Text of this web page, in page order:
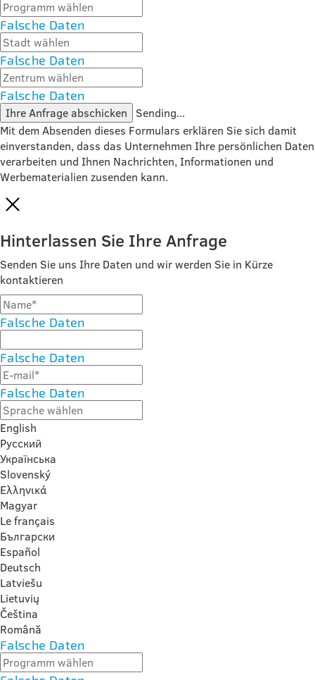
Falsche Daten
Falsche Daten
Falsche Daten
Ihre Anfrage abschicken
Sending...
Mit dem Absenden dieses Formulars erklären Sie sich damit
einverstanden, dass das Unternehmen Ihre persönlichen Daten
verarbeiten und Ihnen Nachrichten, Informationen und
Werbematerialien zusenden kann.
Hinterlassen Sie Ihre Anfrage
Senden Sie uns Ihre Daten und wir werden Sie in Kürze
kontaktieren
Falsche Daten
Falsche Daten
Falsche Daten
English
Русский
Українська
Slovenský
Ελληνικά
Magyar
Le français
Български
Español
Deutsch
Latviešu
Lietuvių
Čeština
Română
Falsche Daten